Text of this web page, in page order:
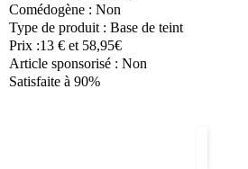
Comédogène : Non
Type de produit : Base de teint
Prix :13 € et 58,95€
Article sponsorisé : Non
Satisfaite à 90%